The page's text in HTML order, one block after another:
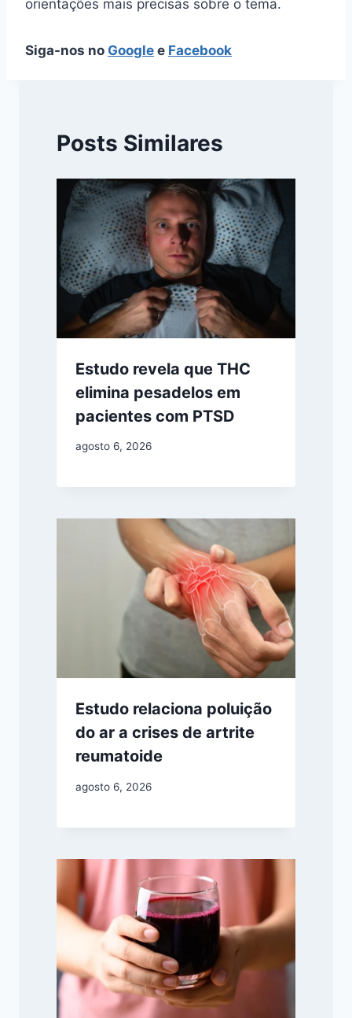
orientações mais precisas sobre o tema.
Siga-nos no Google e Facebook
Posts Similares
Estudo revela que THC
elimina pesadelos em
pacientes com PTSD
agosto 6, 2026
Estudo relaciona poluição
do ar a crises de artrite
reumatoide
agosto 6, 2026